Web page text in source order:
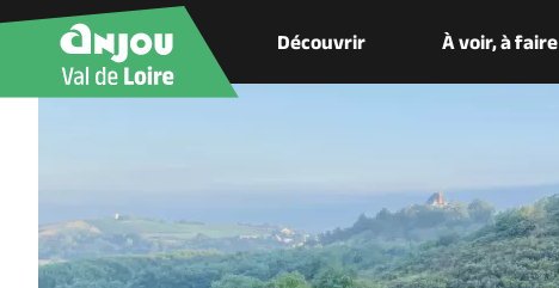
Découvrir À voir, à faire